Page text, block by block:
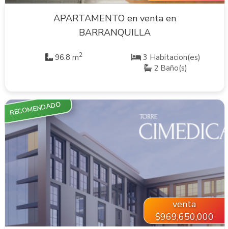
APARTAMENTO en venta en
BARRANQUILLA
96.8 m2
3 Habitacion(es)
2 Baño(s)
VER INMUEBLE
RECOMENDADO
venta
$969,650,000